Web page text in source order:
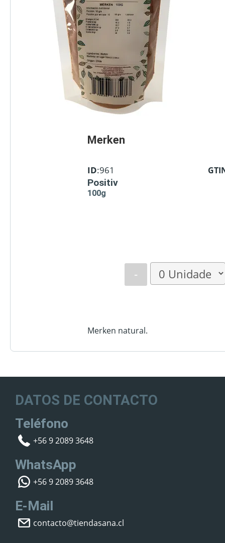
Merken
ID:961
Positiv
100g
-
Merken natural.
DATOS DE CONTACTO
Teléfono
+56 9 2089 3648
WhatsApp
+56 9 2089 3648
E-Mail
contacto@tiendasana.cl